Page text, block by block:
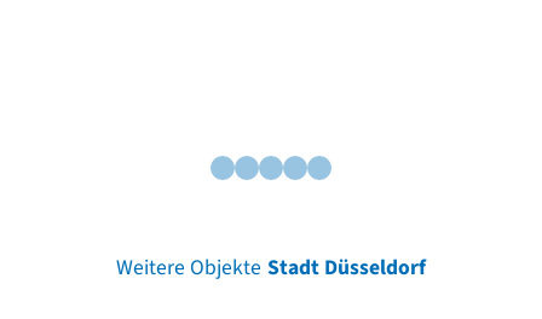
Weitere Objekte Stadt Düsseldorf